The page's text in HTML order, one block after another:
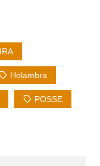
Holambra
POSSE